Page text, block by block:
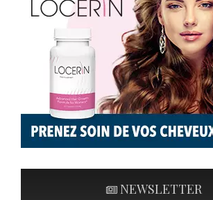
NEWSLETTER